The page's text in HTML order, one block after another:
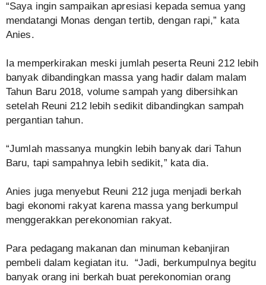
“Saya ingin sampaikan apresiasi kepada semua yang
mendatangi Monas dengan tertib, dengan rapi,” kata
Anies.
Ia memperkirakan meski jumlah peserta Reuni 212 lebih
banyak dibandingkan massa yang hadir dalam malam
Tahun Baru 2018, volume sampah yang dibersihkan
setelah Reuni 212 lebih sedikit dibandingkan sampah
pergantian tahun.
“Jumlah massanya mungkin lebih banyak dari Tahun
Baru, tapi sampahnya lebih sedikit,” kata dia.
Anies juga menyebut Reuni 212 juga menjadi berkah
bagi ekonomi rakyat karena massa yang berkumpul
menggerakkan perekonomian rakyat.
Para pedagang makanan dan minuman kebanjiran
pembeli dalam kegiatan itu. “Jadi, berkumpulnya begitu
banyak orang ini berkah buat perekonomian orang